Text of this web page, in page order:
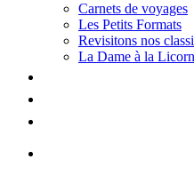
Carnets de voyages
Les Petits Formats
Revisitons nos
La Dame à la